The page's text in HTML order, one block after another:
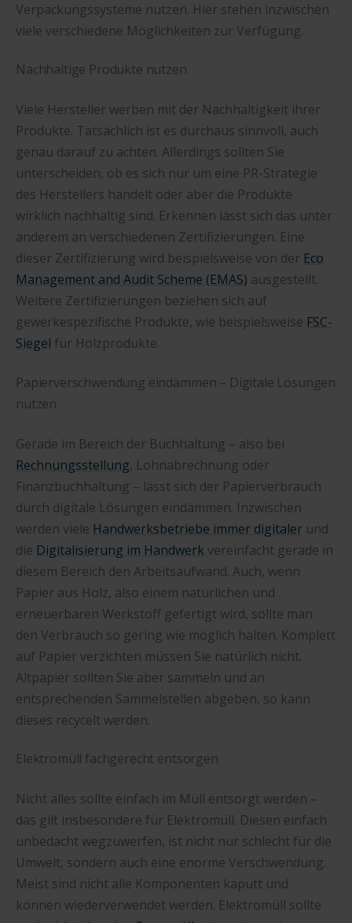
Verpackungssysteme nutzen. Hier stehen inzwischen
viele verschiedene Möglichkeiten zur Verfügung.
Nachhaltige Produkte nutzen
Viele Hersteller werben mit der Nachhaltigkeit ihrer
Produkte. Tatsächlich ist es durchaus sinnvoll, auch
genau darauf zu achten. Allerdings sollten Sie
unterscheiden, ob es sich nur um eine PR-Strategie
des Herstellers handelt oder aber die Produkte
wirklich nachhaltig sind. Erkennen lässt sich das unter
anderem an verschiedenen Zertifizierungen. Eine
dieser Zertifizierung wird beispielsweise von der Eco
Management and Audit Scheme (EMAS) ausgestellt.
Weitere Zertifizierungen beziehen sich auf
gewerkespezifische Produkte, wie beispielsweise FSC-
Siegel für Holzprodukte.
Papierverschwendung eindämmen – Digitale Lösungen
nutzen
Gerade im Bereich der Buchhaltung – also bei
Rechnungsstellung, Lohnabrechnung oder
Finanzbuchhaltung – lässt sich der Papierverbrauch
durch digitale Lösungen eindämmen. Inzwischen
werden viele Handwerksbetriebe immer digitaler und
die Digitalisierung im Handwerkvereinfacht gerade in
diesem Bereich den Arbeitsaufwand. Auch, wenn
Papier aus Holz, also einem natürlichen und
erneuerbaren Werkstoff gefertigt wird, sollte man
den Verbrauch so gering wie möglich halten. Komplett
auf Papier verzichten müssen Sie natürlich nicht.
Altpapier sollten Sie aber sammeln und an
entsprechenden Sammelstellen abgeben, so kann
dieses recycelt werden.
Elektromüll fachgerecht entsorgen
Nicht alles sollte einfach im Müll entsorgt werden –
das gilt insbesondere für Elektromüll. Diesen einfach
unbedacht wegzuwerfen, ist nicht nur schlecht für die
Umwelt, sondern auch eine enorme Verschwendung.
Meist sind nicht alle Komponenten kaputt und
können wiederverwendet werden. Elektromüll sollte